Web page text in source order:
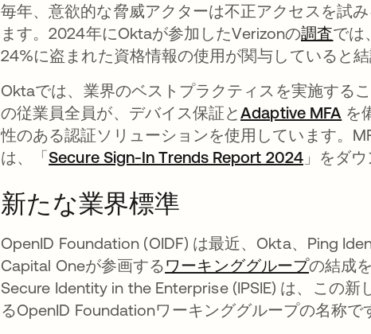
毎年、意欲的な脅威アクターは不正アクセスを試
ます。2024年にOktaが参加したVerizonの調査では
24%に盗まれた資格情報の使用が関与していると結
Oktaでは、業界のベストプラクティスを実施する
の従業員全員が、デバイス保証とAdaptive MFA を
性のある認証ソリューションを使用しています。
は、「Secure Sign-In Trends Report 2024」をダウ
新たな業界標準
OpenID Foundation (OIDF) は最近、Okta、Ping
Capital Oneが参画するワーキンググループの結成
Secure Identity in the Enterprise (IPSIE) は、この
るOpenID Foundationワーキンググループの名称で